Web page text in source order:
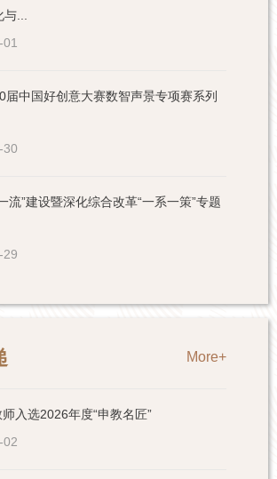
...
届中国好创意大赛数智声景专项赛系列
30
流”建设暨深化综合改革“一系一策”专题
29
More+
入选2026年度“申教名匠”
02